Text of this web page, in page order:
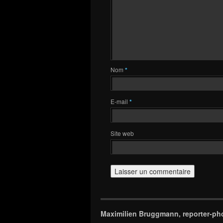
Nom *
E-mail *
Site web
Maximilien Bruggmann, reporter-